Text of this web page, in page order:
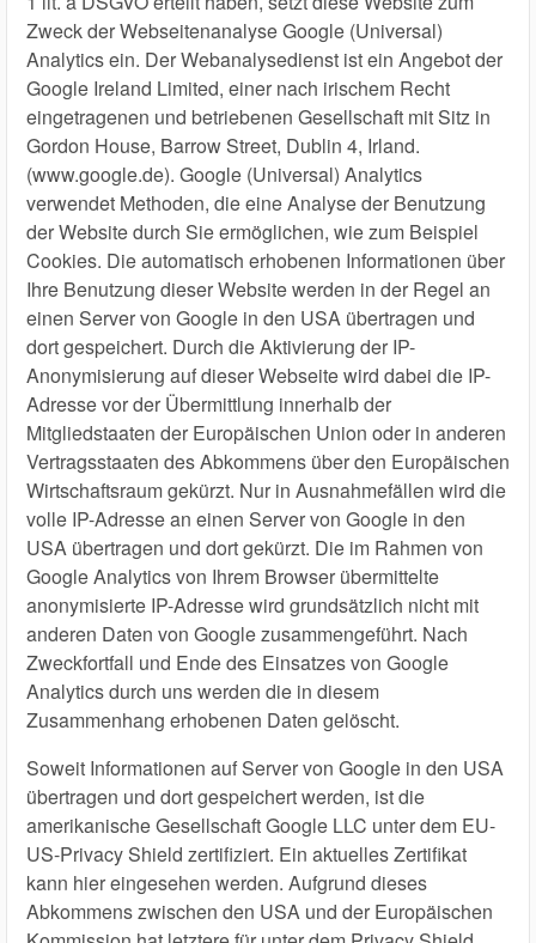
Zweck der Webseitenanalyse Google (Universal)
Analytics ein. Der Webanalysedienst ist ein Angebot der
Google Ireland Limited, einer nach irischem Recht
eingetragenen und betriebenen Gesellschaft mit Sitz in
Gordon House, Barrow Street, Dublin 4, Irland.
(www.google.de). Google (Universal) Analytics
verwendet Methoden, die eine Analyse der Benutzung
der Website durch Sie ermöglichen, wie zum Beispiel
Cookies. Die automatisch erhobenen Informationen über
Ihre Benutzung dieser Website werden in der Regel an
einen Server von Google in den USA übertragen und
dort gespeichert. Durch die Aktivierung der IP-
Anonymisierung auf dieser Webseite wird dabei die IP-
Adresse vor der Übermittlung innerhalb der
Mitgliedstaaten der Europäischen Union oder in anderen
Vertragsstaaten des Abkommens über den Europäischen
Wirtschaftsraum gekürzt. Nur in Ausnahmefällen wird die
volle IP-Adresse an einen Server von Google in den
USA übertragen und dort gekürzt. Die im Rahmen von
Google Analytics von Ihrem Browser übermittelte
anonymisierte IP-Adresse wird grundsätzlich nicht mit
anderen Daten von Google zusammengeführt. Nach
Zweckfortfall und Ende des Einsatzes von Google
Analytics durch uns werden die in diesem
Zusammenhang erhobenen Daten gelöscht.
Soweit Informationen auf Server von Google in den USA
übertragen und dort gespeichert werden, ist die
amerikanische Gesellschaft Google LLC unter dem EU-
US-Privacy Shield zertifiziert. Ein aktuelles Zertifikat
kann hier eingesehen werden. Aufgrund dieses
Abkommens zwischen den USA und der Europäischen